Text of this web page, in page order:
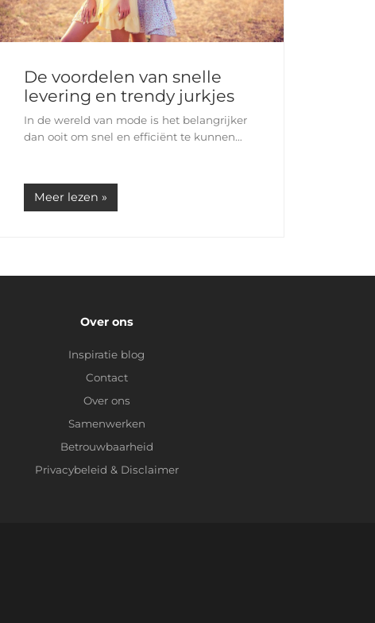
De voordelen van snelle
levering en trendy jurkjes
In de wereld van mode is het belangrijker
dan ooit om snel en efficiënt te kunnen
gelegenheid of gewoon iets nieuws wilt…
Meer lezen »
Over ons
Inspiratie blog
Contact
Over ons
Samenwerken
Betrouwbaarheid
Privacybeleid & Disclaimer